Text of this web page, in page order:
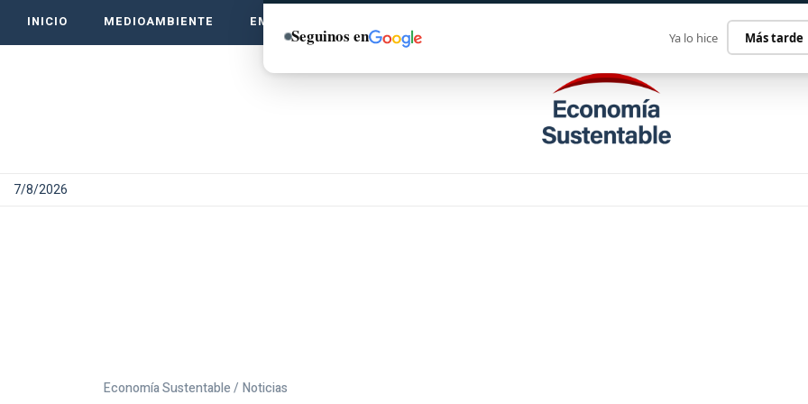
INICIO MEDIOAMBIENTE EMPRENDE VERDE
7/8/2026
Economía Sustentable / Noticias
Seguinos en Ya lo hice Más tarde